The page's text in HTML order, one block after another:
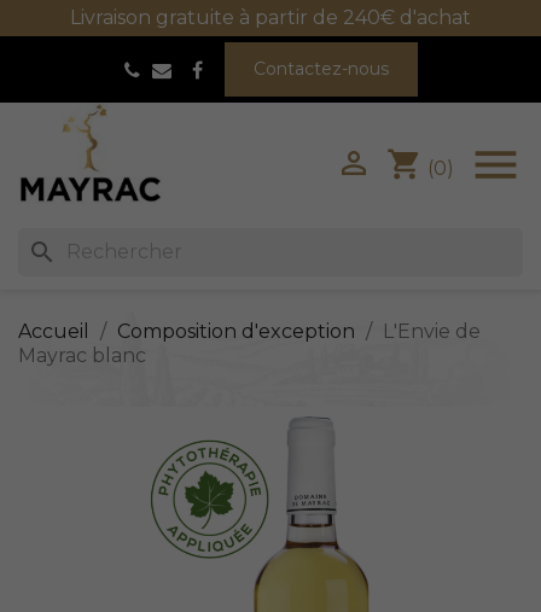
Livraison gratuite à partir de 240€ d'achat
Facebook
Contactez-nous

shopping_cart (0)

search
Accueil Composition d'exception
L'Envie de
Mayrac blanc